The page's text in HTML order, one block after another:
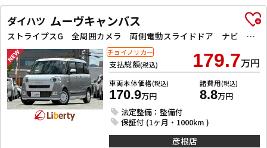
ダイハツ ムーヴキャンバス
ストライプスG 全周囲カメラ 両側電動スライドドア ナビ TV クリアランスソナー 衝突被害軽減システム スマートキー アイドリングストップ 電動格納ミラー シートヒーター ベンチシート CVT ESC
支払総額(税込) 179.7万円
車両本体価格(税込)
170.9万円
諸費用(税込)
8.8万円
法定整備：整備付
保証付 (1ヶ月・1000km )
チョイノリカー
彦根店